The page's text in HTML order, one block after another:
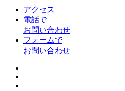
アクセス
電話で
お問い合わせ
フォームで
お問い合わせ